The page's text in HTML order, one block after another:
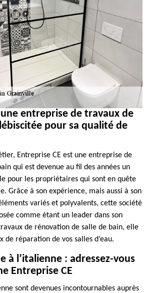
entreprise de travaux de
pour sa qualité de
Entreprise CE est une entreprise de
qui est devenue au fil des années un
pour les propriétaires qui sont en quête
Grâce à son expérience, mais aussi à son
variés et polyvalents, cette société
comme étant un leader dans son
de rénovation de salle de bain, elle
de réparation de vos salles d’eau.
à l’italienne : adressez-vous
Entreprise CE
sont devenues incontournables auprès